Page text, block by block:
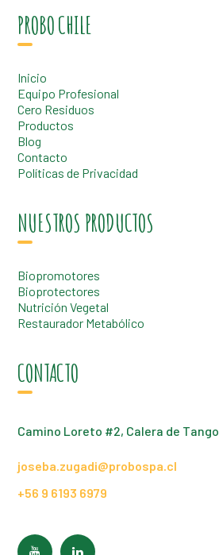
PROBO CHILE
Inicio
Equipo Profesional
Cero Residuos
Productos
Blog
Contacto
Políticas de Privacidad
NUESTROS PRODUCTOS
Biopromotores
Bioprotectores
Nutrición Vegetal
Restaurador Metabólico
CONTACTO
Camino Loreto #2, Calera de Tango
joseba.zugadi@probospa.cl
+56 9 6193 6979